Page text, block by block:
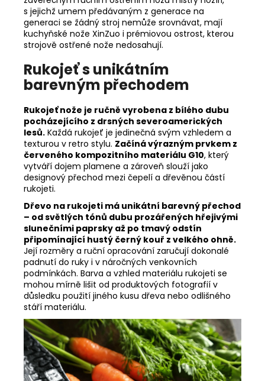
s jejichž umem předávaným z generace na
generaci se žádný stroj nemůže srovnávat, mají
kuchyňské nože XinZuo i prémiovou ostrost, kterou
strojově ostřené nože nedosahují.
Rukojeť s unikátním
barevným přechodem
Rukojeť nože je ručně vyrobena z bílého dubu
pocházejícího z drsných severoamerických
lesů. Každá rukojeť je jedinečná svým vzhledem a
texturou v retro stylu. Začíná výrazným prvkem z
červeného kompozitního materiálu G10, který
vytváří dojem plamene a zároveň slouží jako
designový přechod mezi čepelí a dřevěnou částí
rukojeti.
Dřevo na rukojeti má unikátní barevný přechod
– od světlých tónů dubu prozářených hřejivými
slunečními paprsky až po tmavý odstín
připomínající hustý černý kouř z velkého ohně.
Její rozměry a ruční opracování zaručují dokonalé
padnutí do ruky i v náročných venkovních
podmínkách. Barva a vzhled materiálu rukojeti se
mohou mírně lišit od produktových fotografií v
důsledku použití jiného kusu dřeva nebo odlišného
stáří materiálu.